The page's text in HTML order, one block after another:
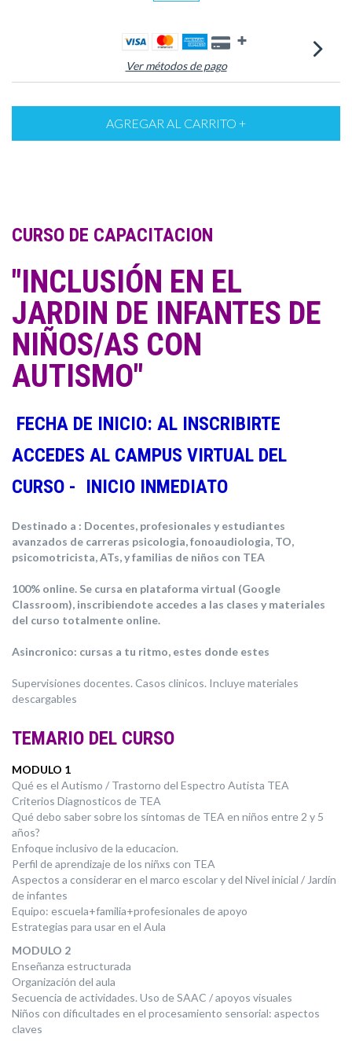
Ver métodos de pago
CURSO DE CAPACITACION
"INCLUSIÓN EN EL
JARDIN DE INFANTES DE
NIÑOS/AS CON
AUTISMO"
FECHA DE INICIO: AL INSCRIBIRTE
ACCEDES AL CAMPUS VIRTUAL DEL
CURSO - INICIO INMEDIATO
Destinado a : Docentes, profesionales y estudiantes
avanzados de carreras psicologia, fonoaudiologia, TO,
psicomotricista, ATs, y familias de niños con TEA
100% online. Se cursa en plataforma virtual (Google
Classroom), inscribiendote accedes a las clases y materiales
del curso totalmente online.
Asincronico: cursas a tu ritmo, estes donde estes
Supervisiones docentes. Casos clinicos. Incluye materiales
descargables
TEMARIO DEL CURSO
MODULO 1
Qué es el Autismo / Trastorno del Espectro Autista TEA
Criterios Diagnosticos de TEA
Qué debo saber sobre los síntomas de TEA en niños entre 2 y 5
años?
Enfoque inclusivo de la educacion.
Perfil de aprendizaje de los niñxs con TEA
Aspectos a considerar en el marco escolar y del Nivel inicial / Jardín
de infantes
Equipo: escuela+familia+profesionales de apoyo
Estrategias para usar en el Aula
MODULO 2
Enseñanza estructurada
Organización del aula
Secuencia de actividades. Uso de SAAC / apoyos visuales
Niños con dificultades en el procesamiento sensorial: aspectos
claves